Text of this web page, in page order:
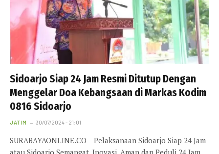
Sidoarjo Siap 24 Jam Resmi Ditutup Dengan
Menggelar Doa Kebangsaan di Markas Kodim
0816 Sidoarjo
JATIM 30/07/2024 - 21:01
SURABAYAONLINE.CO – Pelaksanaan Sidoarjo Siap 24 Jam
atau Sidoarjo Semangat, Inovasi, Aman dan Peduli 24 Jam